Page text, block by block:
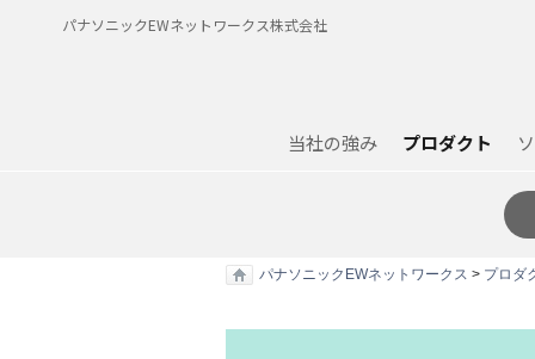
パナソニックEWネットワークス株式会社
当社の強み プロダクト
パナソニックEWネットワークス > プロダ